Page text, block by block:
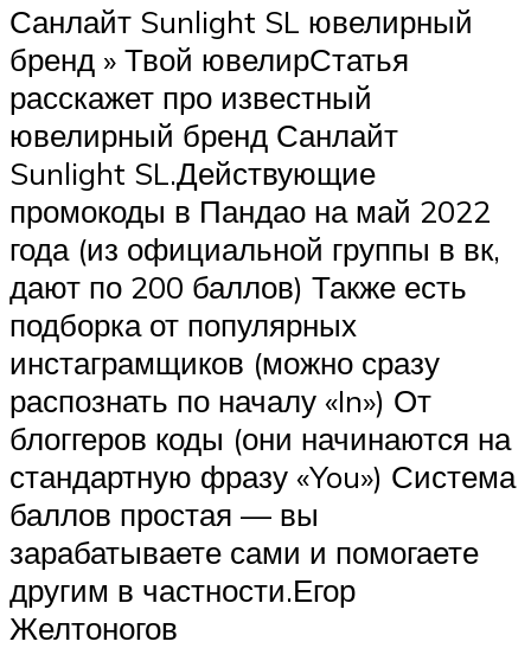
Санлайт Sunlight SL ювелирный
бренд » Твой ювелирСтатья
расскажет про известный
ювелирный бренд Санлайт
Sunlight SL.Действующие
промокоды в Пандао на май 2022
года (из официальной группы в вк,
дают по 200 баллов) Также есть
подборка от популярных
инстаграмщиков (можно сразу
распознать по началу «In») От
блоггеров коды (они начинаются на
стандартную фразу «You») Система
баллов простая — вы
зарабатываете сами и помогаете
другим в частности.Егор
Желтоногов